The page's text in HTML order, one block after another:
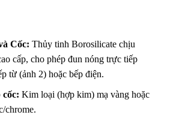
Cốc: Thủy tinh Borosilicate chịu
cấp, cho phép đun nóng trực tiếp
từ (ảnh 2) hoặc bếp điện.
cốc: Kim loại (hợp kim) mạ vàng hoặc
chrome.